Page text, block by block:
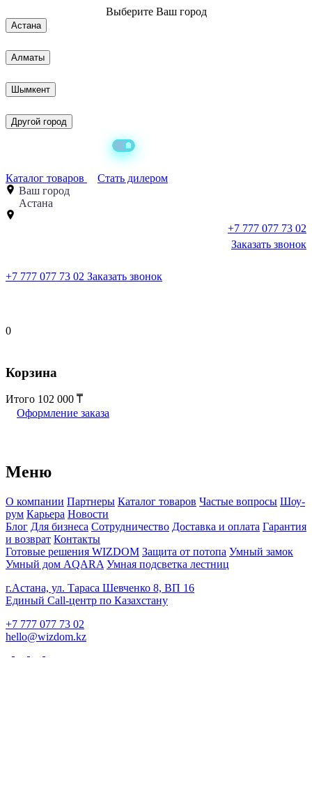
Выберите Ваш город
Астана
Алматы
Шымкент
Другой город
Каталог товаров
Стать дилером
Ваш город
Астана
+7 777 077 73 02
Заказать звонок
+7 777 077 73 02 Заказать звонок
0
Корзина
Итого 102 000
Оформление заказа
Меню
О компании Партнеры Каталог товаров Частые вопросы Шоу-
рум Карьера Новости
Блог Для бизнеса Сотрудничество Доставка и оплата Гарантия
и возврат Контакты
Готовые решения WIZDOM Защита от потопа Умный замок
Умный дом AQARA Умная подсветка лестниц
г.Астана, ул. Тараса Шевченко 8, ВП 16
Единый Call-центр по Казахстану
+7 777 077 73 02
hello@wizdom.kz